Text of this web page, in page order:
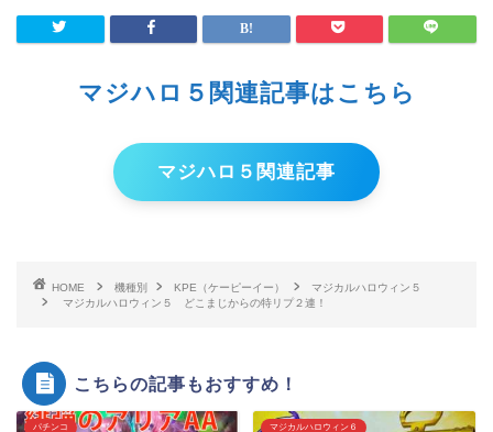
マジハロ５関連記事はこちら
マジハロ５関連記事
HOME 機種別 KPE（ケーピーイー）
マジカルハロウィン５
マジカルハロウィン５ どこまじからの特リプ２連！
こちらの記事もおすすめ！
パチンコ マジカルハロウィン６